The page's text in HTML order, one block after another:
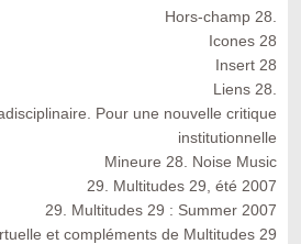
Hors-champ 28.
Icones 28
Insert 28
Liens 28.
Pour une nouvelle critique
institutionnelle
Mineure 28. Noise Music
29. Multitudes 29, été 2007
29. Multitudes 29 : Summer 2007
et compléments de Multitudes 29